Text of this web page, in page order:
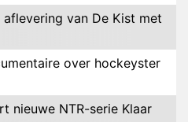
van De Kist met
over hockeyster
nieuwe NTR-serie Klaar